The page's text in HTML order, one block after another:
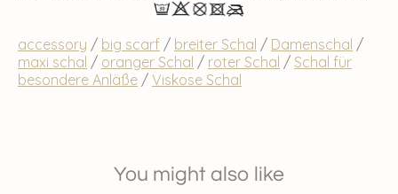
accessory / big scarf / breiter Schal / Damenschal /
maxi schal / oranger Schal / roter Schal / Schal für
besondere Anläße / Viskose Schal
You might also like